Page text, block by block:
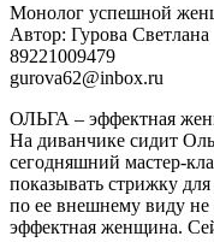
Монолог успешной
Автор: Гурова Светлана
89221009479
gurova62@inbox.ru
ОЛЬГА – эффектная
На диванчике сидит
сегодняшний мастер-
показывать стрижку
по ее внешнему виду не
эффектная женщина.